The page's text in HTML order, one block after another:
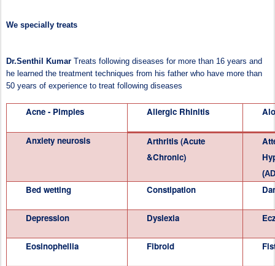
We specially treats
Dr.Senthil Kumar Treats following diseases for more than 16 years and
he learned the treatment techniques from his father who have more than
50 years of experience to treat following diseases
Acne - Pimples Allergic Rhinitis
Anxiety neurosis
Arthritis (Acute
&Chronic)
Bed wetting Constipation
Depression Dyslexia
Eosinophellia Fibroid